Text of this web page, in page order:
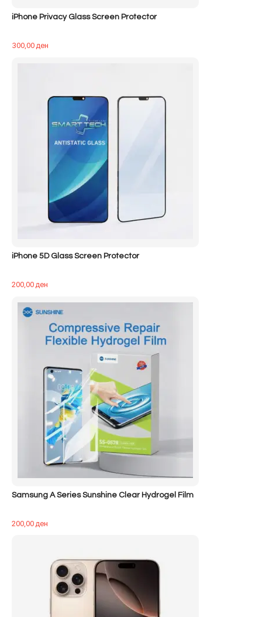
iPhone Privacy Glass Screen Protector
300,00ден
iPhone 5D Glass Screen Protector
200,00ден
Samsung A Series Sunshine Clear Hydrogel Film
200,00ден